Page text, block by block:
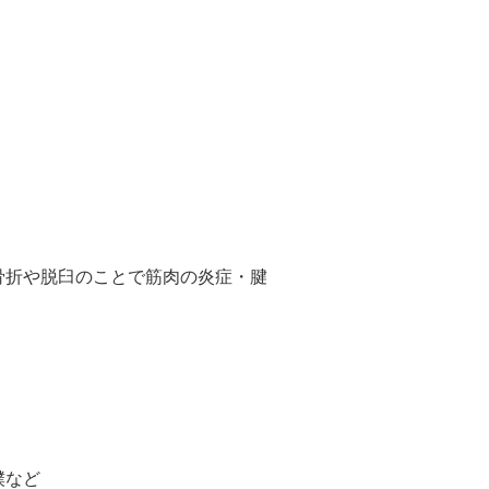
や脱臼のことで筋肉の炎症・腱
など